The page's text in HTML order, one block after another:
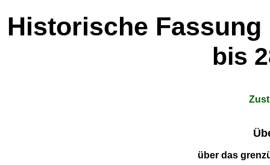
Historische Fassung
bis
über das